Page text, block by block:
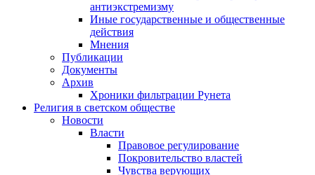
антиэкстремизму
Иные государственные и общественные
действия
Мнения
Публикации
Документы
Архив
Хроники фильтрации Рунета
Религия в светском обществе
Новости
Власти
Правовое регулирование
Покровительство властей
Чувства верующих